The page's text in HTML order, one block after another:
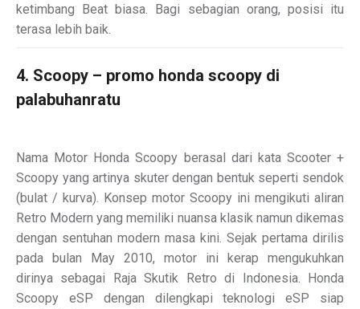
ketimbang Beat biasa. Bagi sebagian orang, posisi itu
terasa lebih baik.
4. Scoopy – promo honda scoopy di
palabuhanratu
Nama Motor Honda Scoopy berasal dari kata Scooter +
Scoopy yang artinya skuter dengan bentuk seperti sendok
(bulat / kurva). Konsep motor Scoopy ini mengikuti aliran
Retro Modern yang memiliki nuansa klasik namun dikemas
dengan sentuhan modern masa kini. Sejak pertama dirilis
pada bulan May 2010, motor ini kerap mengukuhkan
dirinya sebagai Raja Skutik Retro di Indonesia. Honda
Scoopy eSP dengan dilengkapi teknologi eSP siap